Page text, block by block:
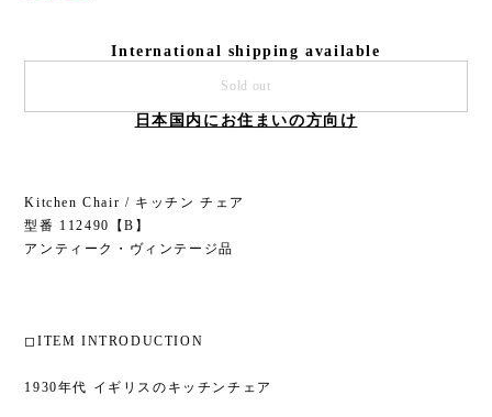
International shipping available
Sold out
日本国内にお住まいの方向け
Kitchen Chair / キッチン チェア
型番 112490【B】
アンティーク・ヴィンテージ品
◻︎ITEM INTRODUCTION
1930年代 イギリスのキッチンチェア